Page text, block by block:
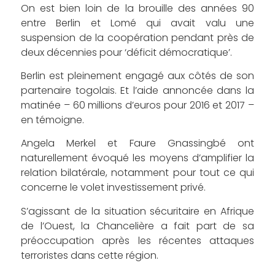
On est bien loin de la brouille des années 90
entre Berlin et Lomé qui avait valu une
suspension de la coopération pendant près de
deux décennies pour ‘déficit démocratique’.
Berlin est pleinement engagé aux côtés de son
partenaire togolais. Et l’aide annoncée dans la
matinée – 60 millions d’euros pour 2016 et 2017 –
en témoigne.
Angela Merkel et Faure Gnassingbé ont
naturellement évoqué les moyens d’amplifier la
relation bilatérale, notamment pour tout ce qui
concerne le volet investissement privé.
S’agissant de la situation sécuritaire en Afrique
de l’Ouest, la Chancelière a fait part de sa
préoccupation après les récentes attaques
terroristes dans cette région.